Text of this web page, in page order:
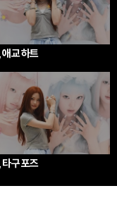
애교 하트
타구 포즈